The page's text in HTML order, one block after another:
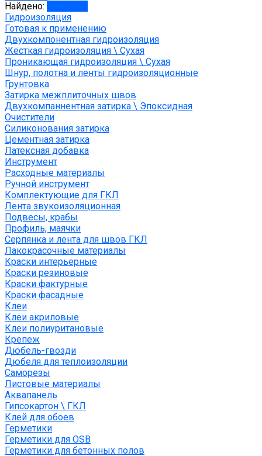
Найдено:
Гидроизоляция
Готовая к применению
Двухкомпонентная гидроизоляция
Жёсткая гидроизоляция \ Сухая
Проникающая гидроизоляция \ Сухая
Шнур, полотна и ленты гидроизоляционные
Грунтовка
Затирка межплиточных швов
Двухкомпаннентная затирка \ Эпоксидная
Очистители
Силиконования затирка
Цементная затирка
Латексная добавка
Инструмент
Расходные материалы
Ручной инструмент
Комплектующие для ГКЛ
Лента звукоизоляционная
Подвесы, крабы
Профиль, маячки
Серпянка и лента для швов ГКЛ
Лакокрасочные материалы
Краски интерьерные
Краски резиновые
Краски фактурные
Краски фасадные
Клеи
Клеи акриловые
Клеи полиуритановые
Крепеж
Дюбель-гвозди
Дюбеля для теплоизоляции
Саморезы
Листовые материалы
Аквапанель
Гипсокартон \ ГКЛ
Клей для обоев
Герметики
Герметики для OSB
Герметики для бетонных полов